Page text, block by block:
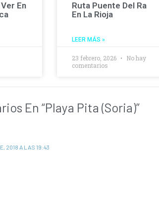
En
Ruta Puente Del Ra
En La Rioja
LEER MÁS »
23 febrero, 2026
No hay
comentarios
En “Playa Pita (Soria)”
2018 A LAS 19:43